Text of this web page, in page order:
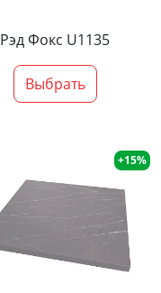
Рэд Фокс U1135
Выбрать
+15%